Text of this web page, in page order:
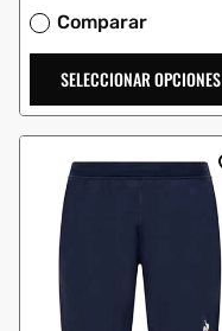
Comparar
SELECCIONAR OPCIONES